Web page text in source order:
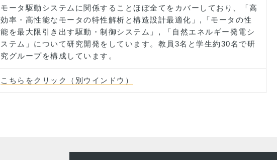
モータ駆動システムに関係することほぼ全てをカバーしており、「高
効率・高性能なモータの特性解析と構造設計最適化」,「モータの性
能を最大限引き出す駆動・制御システム」, 「自然エネルギー発電シ
ステム」について研究開発をしています。教員3名と学生約30名で研
究グループを構成しています。
こちらをクリック（別ウインドウ）